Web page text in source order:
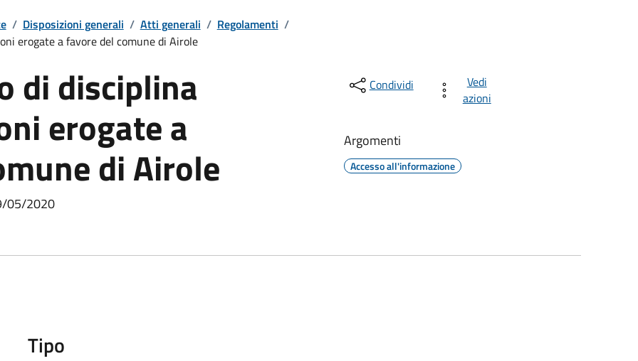
/ Disposizioni generali / Atti generali / Regolamenti /
erogate a favore del comune di Airole
di disciplina
erogate a
di Airole
05/2020
Condividi
Vedi
azioni
Argomenti
Accesso all'informazione
Tipo